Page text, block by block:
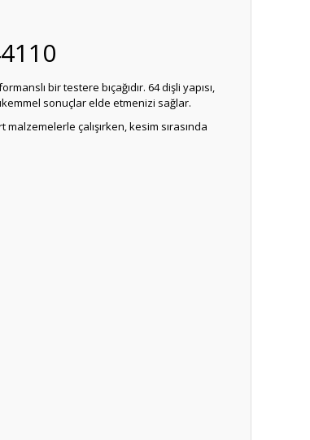
bir testere bıçağıdır. 64 dişli yapısı,
sonuçlar elde etmenizi sağlar.
çalışırken, kesim sırasında